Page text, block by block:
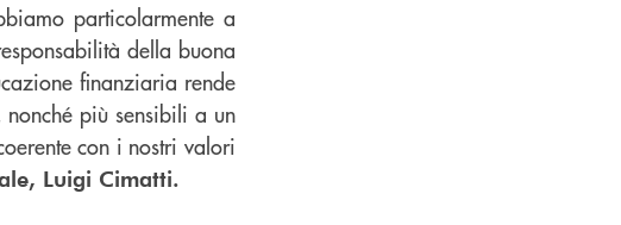
particolarmente a
della buona
finanziaria rende
più sensibili a un
con i nostri valori
Luigi Cimatti.